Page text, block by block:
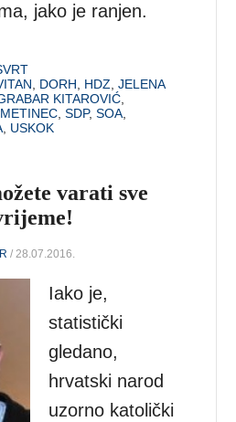
jako je ranjen.
DORH HDZ ,JELENA
KITAROVIĆ
,SDP,SOA
USKOK
varati sve
/ 28.07.2016.
Iako je,
statistički
gledano,
hrvatski narod
uzorno katolički